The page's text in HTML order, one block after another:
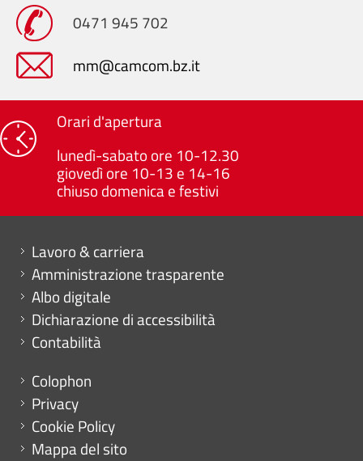
0471 945 702
mm@camcom.bz.it
Orari d'apertura
lunedì-sabato ore 10-12.30
giovedì ore 10-13 e 14-16
chiuso domenica e festivi
Mini menu di servizio
Lavoro & carriera
Amministrazione trasparente
Albo digitale
Dichiarazione di accessibilità
Contabilità
Menu footer
Colophon
Privacy
Cookie Policy
Mappa del sito